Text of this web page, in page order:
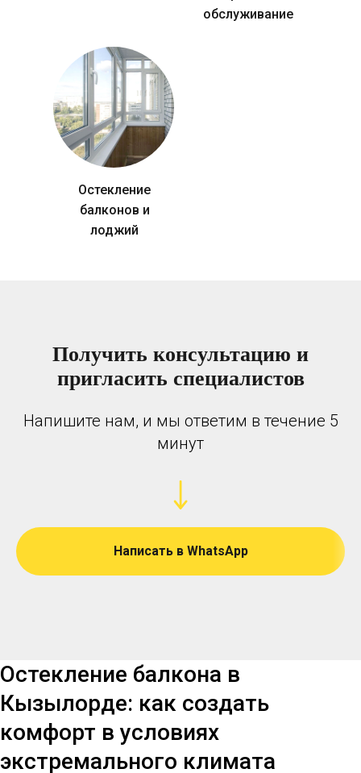
обслуживание
Остекление
балконов и
лоджий
Получить консультацию и
пригласить специалистов
Напишите нам, и мы ответим в течение 5
минут
Написать в WhatsApp
Остекление балкона в
Кызылорде: как создать
комфорт в условиях
экстремального климата